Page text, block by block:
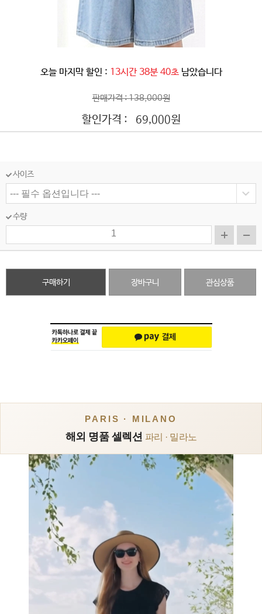
오늘 마지막 할인 : 13시간 38분 37초 남았습니다
판매가격 : 138,000원
할인가격 : 69,000원
사이즈
수량
구매하기 장바구니 관심상품
PARIS · MILANO
해외 명품 셀렉션 파리 · 밀라노